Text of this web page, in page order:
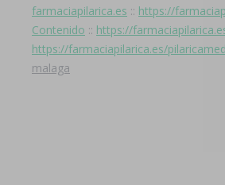
farmaciapilarica.es :: https://
Contenido :: https://
https://farmaciapilarica.es/
malaga